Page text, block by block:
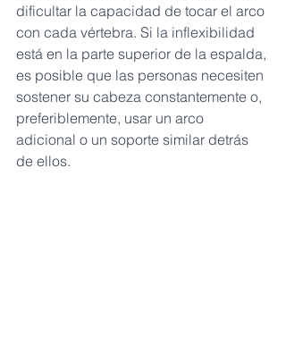
dificultar la capacidad de tocar el arco
con cada vértebra. Si la inflexibilidad
está en la parte superior de la espalda,
es posible que las personas necesiten
sostener su cabeza constantemente o,
preferiblemente, usar un arco
adicional o un soporte similar detrás
de ellos.